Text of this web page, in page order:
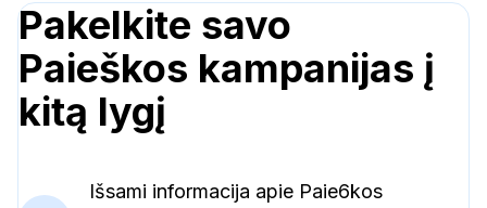
Pakelkite savo
Paieškos kampanijas į
kitą lygį
Išsami informacija apie Paie6kos